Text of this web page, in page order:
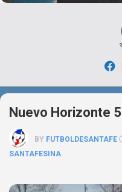
Nuevo Horizonte
BY FUTBOLDESANTAFE
SANTAFESINA